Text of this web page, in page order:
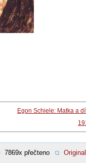
Egon Schiele: Matka a
7869x přečteno
Original